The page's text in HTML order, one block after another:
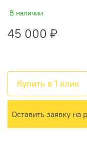
В наличии
45 000 ₽
Купить в 1 клик
Оставить заявку на